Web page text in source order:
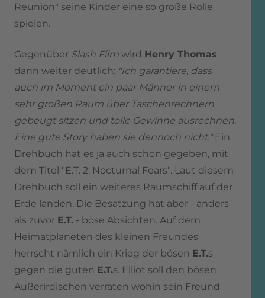
Reunion" seine Kinder eine so große Rolle
spielen.
Gegenüber Slash Film wird Henry Thomas
dann weiter deutlich: "Ich garantiere, dass
auch im Moment ein paar Männer in einem
sehr großen Raum über Taschenrechnern
gebeugt sitzen und tolle Gewinne ausrechnen.
Eine gute Story haben sie dennoch nicht."Ein
Drehbuch hat es ja auch schon gegeben, mit
dem Titel "E.T. 2: Nocturnal Fears". Laut diesem
Drehbuch soll ein weiteres Raumschiff auf der
Erde landen. Die Besatzung hat aber - anders
als zuvor E.T. - böse Absichten. Auf dem
Heimatplaneten des kleinen Freundes
herrscht nämlich ein Krieg der bösen E.T.s
gegen die guten E.T.s. Elliot soll den bösen
Außerirdischen verraten wohin sein Freund